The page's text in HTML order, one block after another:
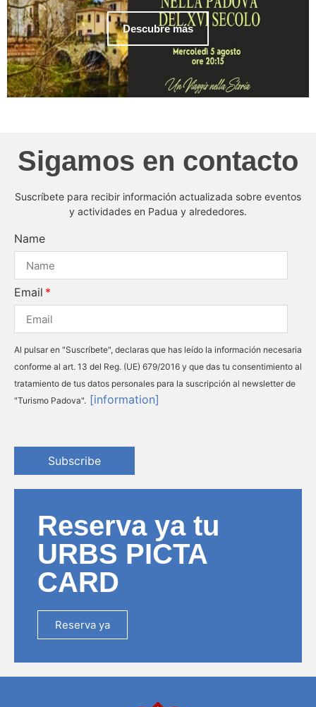
Descubre más
Sigamos en contacto
Suscríbete para recibir información actualizada sobre eventos
y actividades en Padua y alrededores.
Name
Email
Al pulsar en "Suscríbete", declaras que has leído la información necesaria
conforme al art. 13 del Reg. (UE) 679/2016 y que das tu consentimiento al
tratamiento de tus datos personales para la suscripción al newsletter de
"Turismo Padova". [information]
Subscribe
Reserva ya tu
URBS PICTA
CARD
Reserva ya